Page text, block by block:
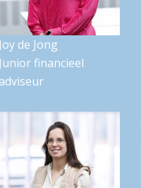
Joy de Jong
Junior financieel
adviseur